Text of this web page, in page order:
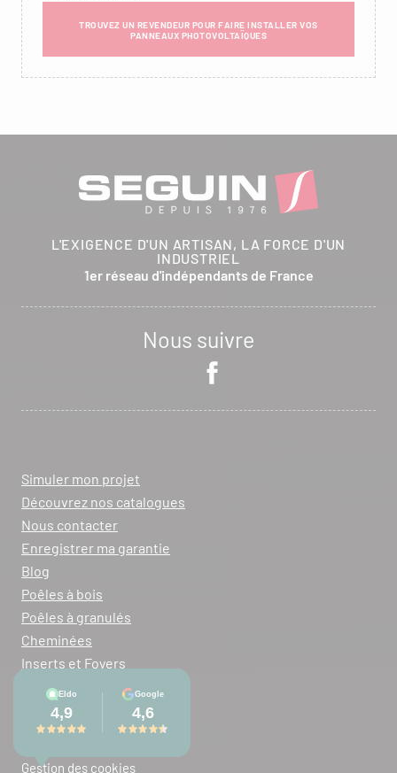
TROUVEZ UN REVENDEUR POUR FAIRE INSTALLER VOS
PANNEAUX PHOTOVOLTAÏQUES
L'EXIGENCE D'UN ARTISAN, LA FORCE D'UN
INDUSTRIEL
1er réseau d'indépendants de France
Nous suivre
Simuler mon projet
Découvrez nos catalogues
Nous contacter
Enregistrer ma garantie
Blog
Poêles à bois
Poêles à granulés
Cheminées
Inserts et Foyers
Mentions légales
Gestion des cookies